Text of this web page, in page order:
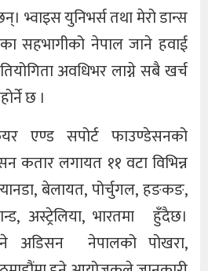
भ्वाइस युनिभर्स तथा मेरो डान्स
सहभागीको नेपाल जाने हवाई
अवधिभर लाग्ने सबै खर्च
छ ।
एण्ड सपोर्ट फाउण्डेसनको
कतार लगायत ११ वटा विभिन्न
बेलायत, पोर्चुगल, हङकङ,
अस्ट्रेलिया, भारतमा हुँदैछ।
अडिसन नेपालको पोखरा,